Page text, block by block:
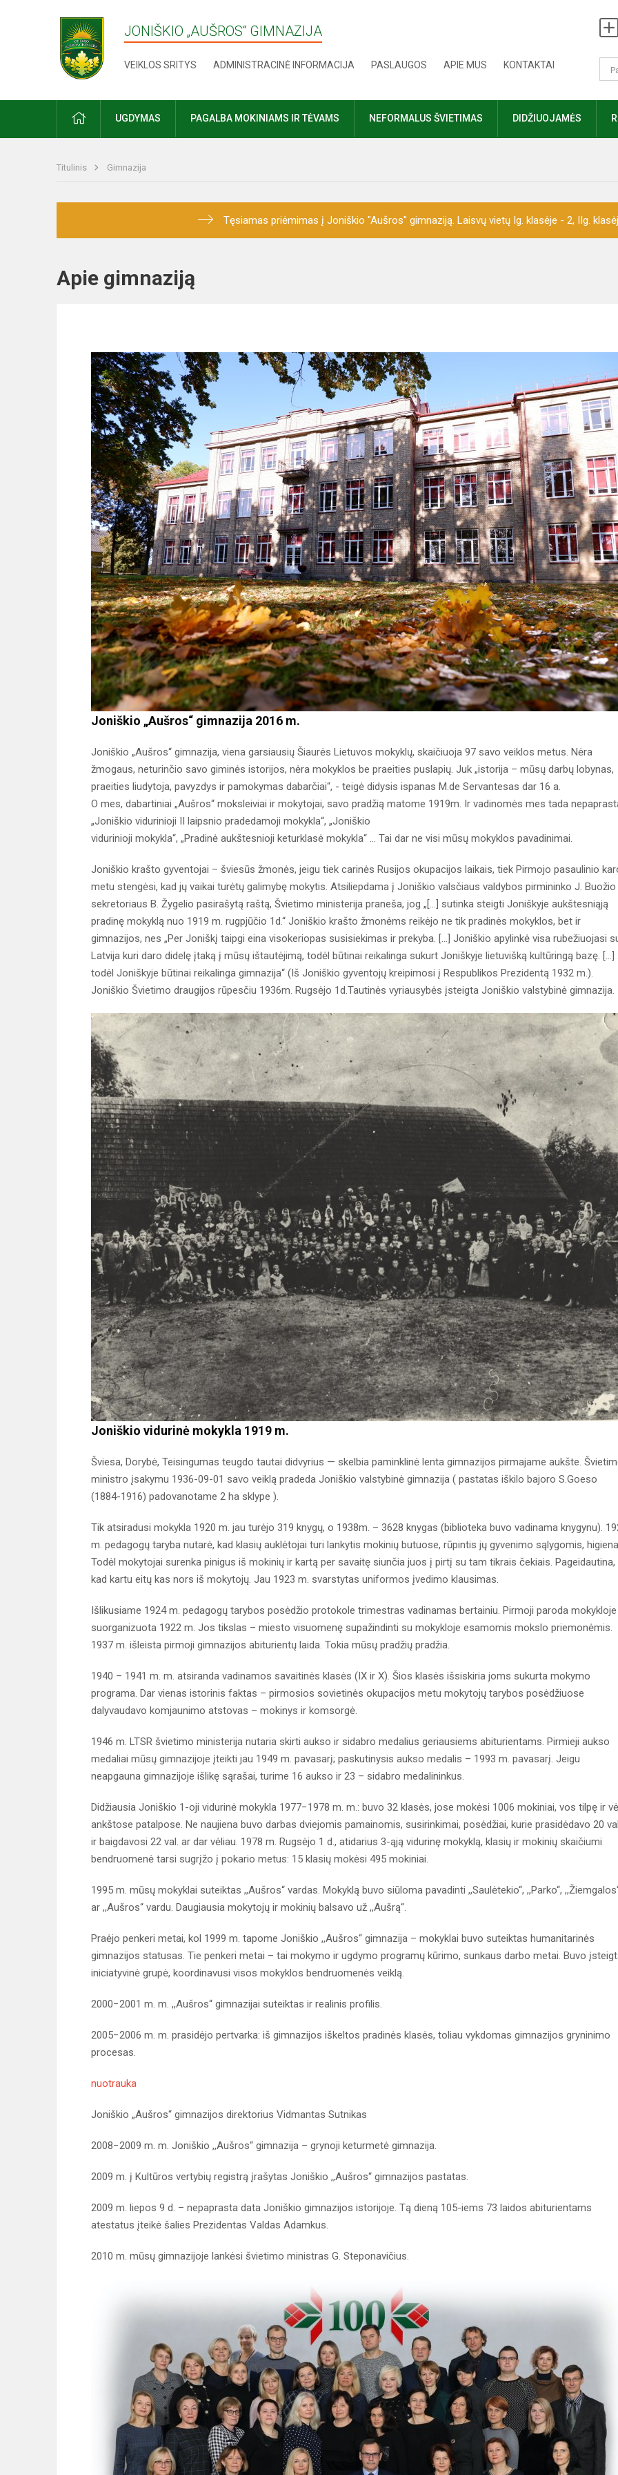
JONIŠKIO „AUŠROS“ GIMNAZIJA
VEIKLOS SRITYS ADMINISTRACINĖ INFORMACIJA PASLAUGOS APIE MUS KONTAKTAI
UGDYMAS PAGALBA MOKINIAMS IR TĖVAMS NEFORMALUS ŠVIETIMAS DIDŽIUOJAMĖS
Titulinis Gimnazija
Tęsiamas priėmimas į Joniškio "Aušros" gimnaziją. Laisvų vietų Ig. klasėje - 2, IIg.
Apie gimnaziją
Joniškio „Aušros“ gimnazija 2016 m.
Joniškio „Aušros“ gimnazija, viena garsiausių Šiaurės Lietuvos mokyklų, skaičiuoja 97 savo veiklos metus. Nėra
žmogaus, neturinčio savo giminės istorijos, nėra mokyklos be praeities puslapių. Juk „istorija – mūsų darbų lobynas,
praeities liudytoja, pavyzdys ir pamokymas dabarčiai“, - teigė didysis ispanas M.de Servantesas dar 16 a.
O mes, dabartiniai „Aušros“ moksleiviai ir mokytojai, savo pradžią matome 1919m. Ir vadinomės mes tada
„Joniškio vidurinioji II laipsnio pradedamoji mokykla“, „Joniškio
vidurinioji mokykla“, „Pradinė aukštesnioji keturklasė mokykla“ ... Tai dar ne visi mūsų mokyklos pavadinimai.
Joniškio krašto gyventojai – šviesūs žmonės, jeigu tiek carinės Rusijos okupacijos laikais, tiek Pirmojo pasaulinio
metu stengėsi, kad jų vaikai turėtų galimybę mokytis. Atsiliepdama į Joniškio valsčiaus valdybos pirmininko J. Buožio
sekretoriaus B. Žygelio pasirašytą raštą, Švietimo ministerija praneša, jog „[...] sutinka steigti Joniškyje aukštesniąją
pradinę mokyklą nuo 1919 m. rugpjūčio 1d.“ Joniškio krašto žmonėms reikėjo ne tik pradinės mokyklos, bet ir
gimnazijos, nes „Per Joniškį taipgi eina visokeriopas susisiekimas ir prekyba. [...] Joniškio apylinkė visa rubežiuojasi
Latvija kuri daro didelę įtaką į mūsų ištautėjimą, todėl būtinai reikalinga sukurt Joniškyje lietuvišką kultūringą bazę. [...]
todėl Joniškyje būtinai reikalinga gimnazija“ (Iš Joniškio gyventojų kreipimosi į Respublikos Prezidentą 1932 m.).
Joniškio Švietimo draugijos rūpesčiu 1936m. Rugsėjo 1d.Tautinės vyriausybės įsteigta Joniškio valstybinė gimnazija.
Joniškio vidurinė mokykla 1919 m.
Šviesa, Dorybė, Teisingumas teugdo tautai didvyrius — skelbia paminklinė lenta gimnazijos pirmajame aukšte.
ministro įsakymu 1936-09-01 savo veiklą pradeda Joniškio valstybinė gimnazija ( pastatas iškilo bajoro S.Goeso
(1884-1916) padovanotame 2 ha sklype ).
Tik atsiradusi mokykla 1920 m. jau turėjo 319 knygų, o 1938m. – 3628 knygas (biblioteka buvo vadinama knygynu).
m. pedagogų taryba nutarė, kad klasių auklėtojai turi lankytis mokinių butuose, rūpintis jų gyvenimo sąlygomis,
Todėl mokytojai surenka pinigus iš mokinių ir kartą per savaitę siunčia juos į pirtį su tam tikrais čekiais. Pageidautina,
kad kartu eitų kas nors iš mokytojų. Jau 1923 m. svarstytas uniformos įvedimo klausimas.
Išlikusiame 1924 m. pedagogų tarybos posėdžio protokole trimestras vadinamas bertainiu. Pirmoji paroda mokykloje
suorganizuota 1922 m. Jos tikslas – miesto visuomenę supažindinti su mokykloje esamomis mokslo priemonėmis.
1937 m. išleista pirmoji gimnazijos abiturientų laida. Tokia mūsų pradžių pradžia.
1940 – 1941 m. m. atsiranda vadinamos savaitinės klasės (IX ir X). Šios klasės išsiskiria joms sukurta mokymo
programa. Dar vienas istorinis faktas – pirmosios sovietinės okupacijos metu mokytojų tarybos posėdžiuose
dalyvaudavo komjaunimo atstovas – mokinys ir komsorgė.
1946 m. LTSR švietimo ministerija nutaria skirti aukso ir sidabro medalius geriausiems abiturientams. Pirmieji aukso
medaliai mūsų gimnazijoje įteikti jau 1949 m. pavasarį; paskutinysis aukso medalis – 1993 m. pavasarį. Jeigu
neapgauna gimnazijoje išlikę sąrašai, turime 16 aukso ir 23 – sidabro medalininkus.
Didžiausia Joniškio 1-oji vidurinė mokykla 1977−1978 m. m.: buvo 32 klasės, jose mokėsi 1006 mokiniai, vos tilpę ir
ankštose patalpose. Ne naujiena buvo darbas dviejomis pamainomis, susirinkimai, posėdžiai, kurie prasidėdavo 20
ir baigdavosi 22 val. ar dar vėliau. 1978 m. Rugsėjo 1 d., atidarius 3-ąją vidurinę mokyklą, klasių ir mokinių skaičiumi
bendruomenė tarsi sugrįžo į pokario metus: 15 klasių mokėsi 495 mokiniai.
1995 m. mūsų mokyklai suteiktas ,,Aušros“ vardas. Mokyklą buvo siūloma pavadinti ,,Saulėtekio“, ,,Parko“,
ar ,,Aušros“ vardu. Daugiausia mokytojų ir mokinių balsavo už ,,Aušrą“.
Praėjo penkeri metai, kol 1999 m. tapome Joniškio ,,Aušros“ gimnazija – mokyklai buvo suteiktas humanitarinės
gimnazijos statusas. Tie penkeri metai – tai mokymo ir ugdymo programų kūrimo, sunkaus darbo metai. Buvo
iniciatyvinė grupė, koordinavusi visos mokyklos bendruomenės veiklą.
2000−2001 m. m. ,,Aušros“ gimnazijai suteiktas ir realinis profilis.
2005−2006 m. m. prasidėjo pertvarka: iš gimnazijos iškeltos pradinės klasės, toliau vykdomas gimnazijos gryninimo
procesas.
nuotrauka
Joniškio „Aušros“ gimnazijos direktorius Vidmantas Sutnikas
2008−2009 m. m. Joniškio ,,Aušros“ gimnazija – grynoji keturmetė gimnazija.
2009 m. į Kultūros vertybių registrą įrašytas Joniškio ,,Aušros“ gimnazijos pastatas.
2009 m. liepos 9 d. – nepaprasta data Joniškio gimnazijos istorijoje. Tą dieną 105-iems 73 laidos abiturientams
atestatus įteikė šalies Prezidentas Valdas Adamkus.
2010 m. mūsų gimnazijoje lankėsi švietimo ministras G. Steponavičius.